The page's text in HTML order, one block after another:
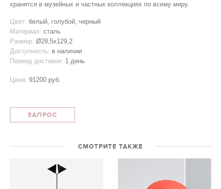
хранятся в музейных и частных коллекциях по всему миру.
Цвет: белый, голубой, черный
Материал: сталь
Размер: Ø28,5x129,2
Доступность: в наличии
Период доставки: 1 день
Цена: 91200 руб.
ЗАПРОС
СМОТРИТЕ ТАКЖЕ